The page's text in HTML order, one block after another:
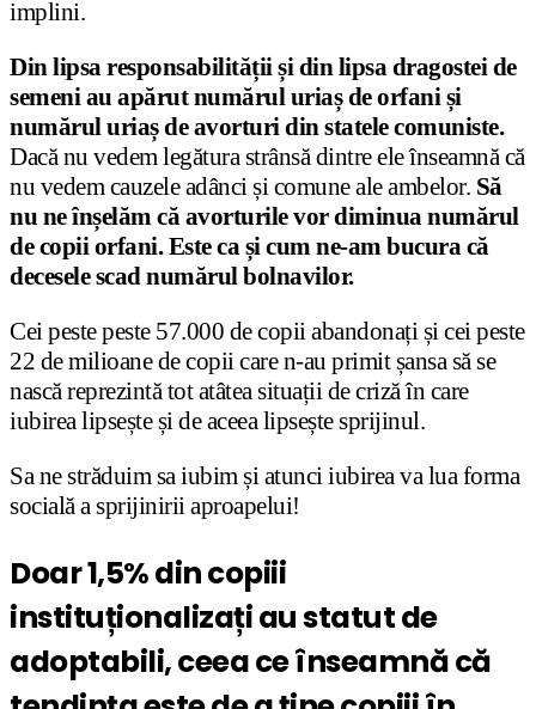
implini.
Din lipsa responsabilității și din lipsa dragostei de
semeni au apărut numărul uriaș de orfani și
numărul uriaș de avorturi din statele comuniste.
Dacă nu vedem legătura strânsă dintre ele înseamnă că
nu vedem cauzele adânci și comune ale ambelor. Să
nu ne înșelăm că avorturile vor diminua numărul
de copii orfani. Este ca și cum ne-am bucura că
decesele scad numărul bolnavilor.
Cei peste peste 57.000 de copii abandonați și cei peste
22 de milioane de copii care n-au primit șansa să se
nască reprezintă tot atâtea situații de criză în care
iubirea lipsește și de aceea lipsește sprijinul.
Sa ne străduim sa iubim și atunci iubirea va lua forma
socială a sprijinirii aproapelui!
Doar 1,5% din copiii
instituționalizați au statut de
adoptabili, ceea ce înseamnă că